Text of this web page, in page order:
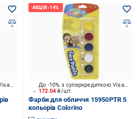
До -10% з суперкредиткою Visa Вигода
172.04₴/шт.
До -10% з суперкредиткою Visa Вигода
Фарби для обличчя 15950PTR 5
кольорів Colorino